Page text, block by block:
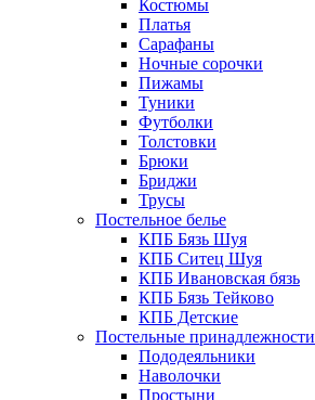
Костюмы
Платья
Сарафаны
Ночные сорочки
Пижамы
Туники
Футболки
Толстовки
Брюки
Бриджи
Трусы
Постельное белье
КПБ Бязь Шуя
КПБ Ситец Шуя
КПБ Ивановская бязь
КПБ Бязь Тейково
КПБ Детские
Постельные принадлежности
Пододеяльники
Наволочки
Простыни